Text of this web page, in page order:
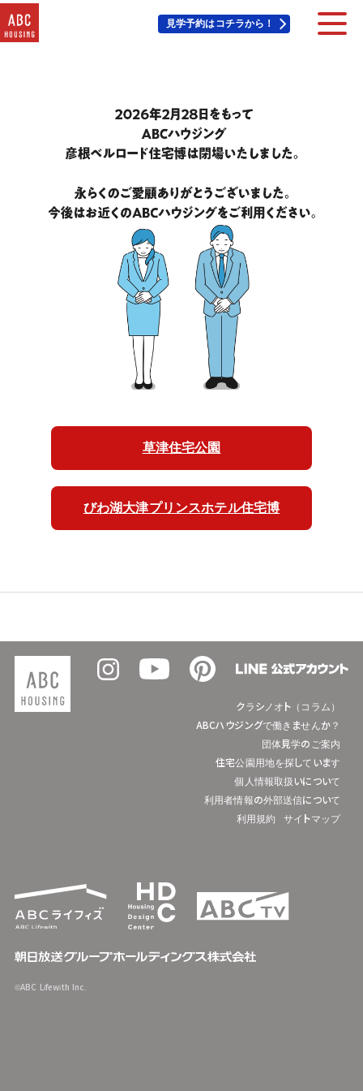
見学予約はコチラから！
イベント&プレゼント
モデルハウスを探す
はじめての方へ
住まいづくりコラム・動画
草津住宅公園
びわ湖大津プリンスホテル住宅博
クラシノオト（コラム）
ABCハウジングで働きませんか？
団体見学のご案内
住宅公園用地を探しています
個人情報取扱いについて
利用者情報の外部送信について
利用規約
サイトマップ
©ABC Lifewith Inc.